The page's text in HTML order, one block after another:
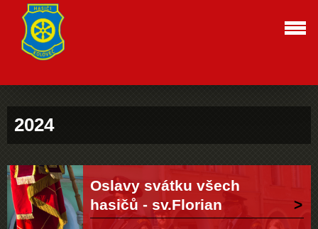
2024
Oslavy svátku všech
hasičů - sv.Florian